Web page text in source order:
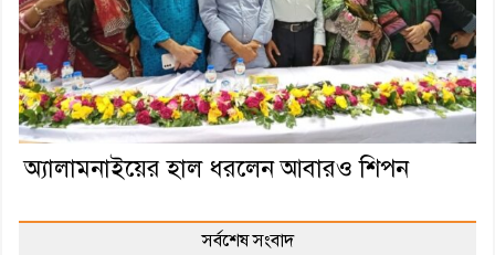
অ্যালামনাইয়ের হাল ধরলেন আবারও শিপন
সর্বশেষ সংবাদ